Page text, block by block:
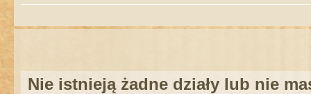
Nie istnieją żadne działy lub nie